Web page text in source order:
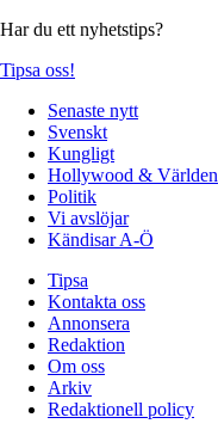
Har du ett nyhetstips?
Tipsa oss!
Senaste nytt
Svenskt
Kungligt
Hollywood & Världen
Politik
Vi avslöjar
Kändisar A-Ö
Tipsa
Kontakta oss
Annonsera
Redaktion
Om oss
Arkiv
Redaktionell policy